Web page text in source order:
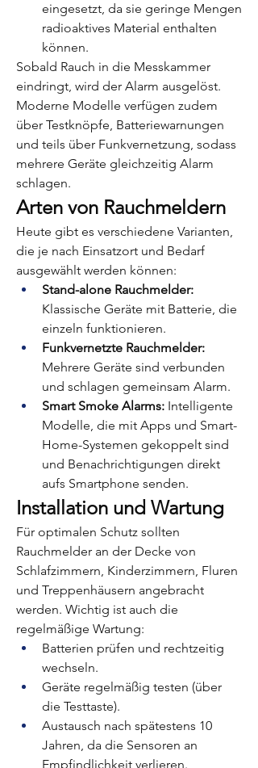
eingesetzt, da sie geringe Mengen
radioaktives Material enthalten
können.
Sobald Rauch in die Messkammer
eindringt, wird der Alarm ausgelöst.
Moderne Modelle verfügen zudem
über Testknöpfe, Batteriewarnungen
und teils über Funkvernetzung, sodass
mehrere Geräte gleichzeitig Alarm
schlagen.
Arten von Rauchmeldern
Heute gibt es verschiedene Varianten,
die je nach Einsatzort und Bedarf
ausgewählt werden können:
Stand-alone Rauchmelder:
Klassische Geräte mit Batterie, die
einzeln funktionieren.
Funkvernetzte Rauchmelder:
Mehrere Geräte sind verbunden
und schlagen gemeinsam Alarm.
Smart Smoke Alarms: Intelligente
Modelle, die mit Apps und Smart-
Home-Systemen gekoppelt sind
und Benachrichtigungen direkt
aufs Smartphone senden.
Installation und Wartung
Für optimalen Schutz sollten
Rauchmelder an der Decke von
Schlafzimmern, Kinderzimmern, Fluren
und Treppenhäusern angebracht
werden. Wichtig ist auch die
regelmäßige Wartung:
Batterien prüfen und rechtzeitig
wechseln.
Geräte regelmäßig testen (über
die Testtaste).
Austausch nach spätestens 10
Jahren, da die Sensoren an
Empfindlichkeit verlieren.